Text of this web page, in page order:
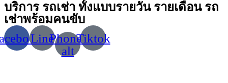
บริการ รถเช่า ทั้งแบบรายวัน รายเดือน รถ
เช่าพร้อมคนขับ
LinePhone-
alt
Tiktok